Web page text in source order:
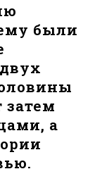
были
затем
а